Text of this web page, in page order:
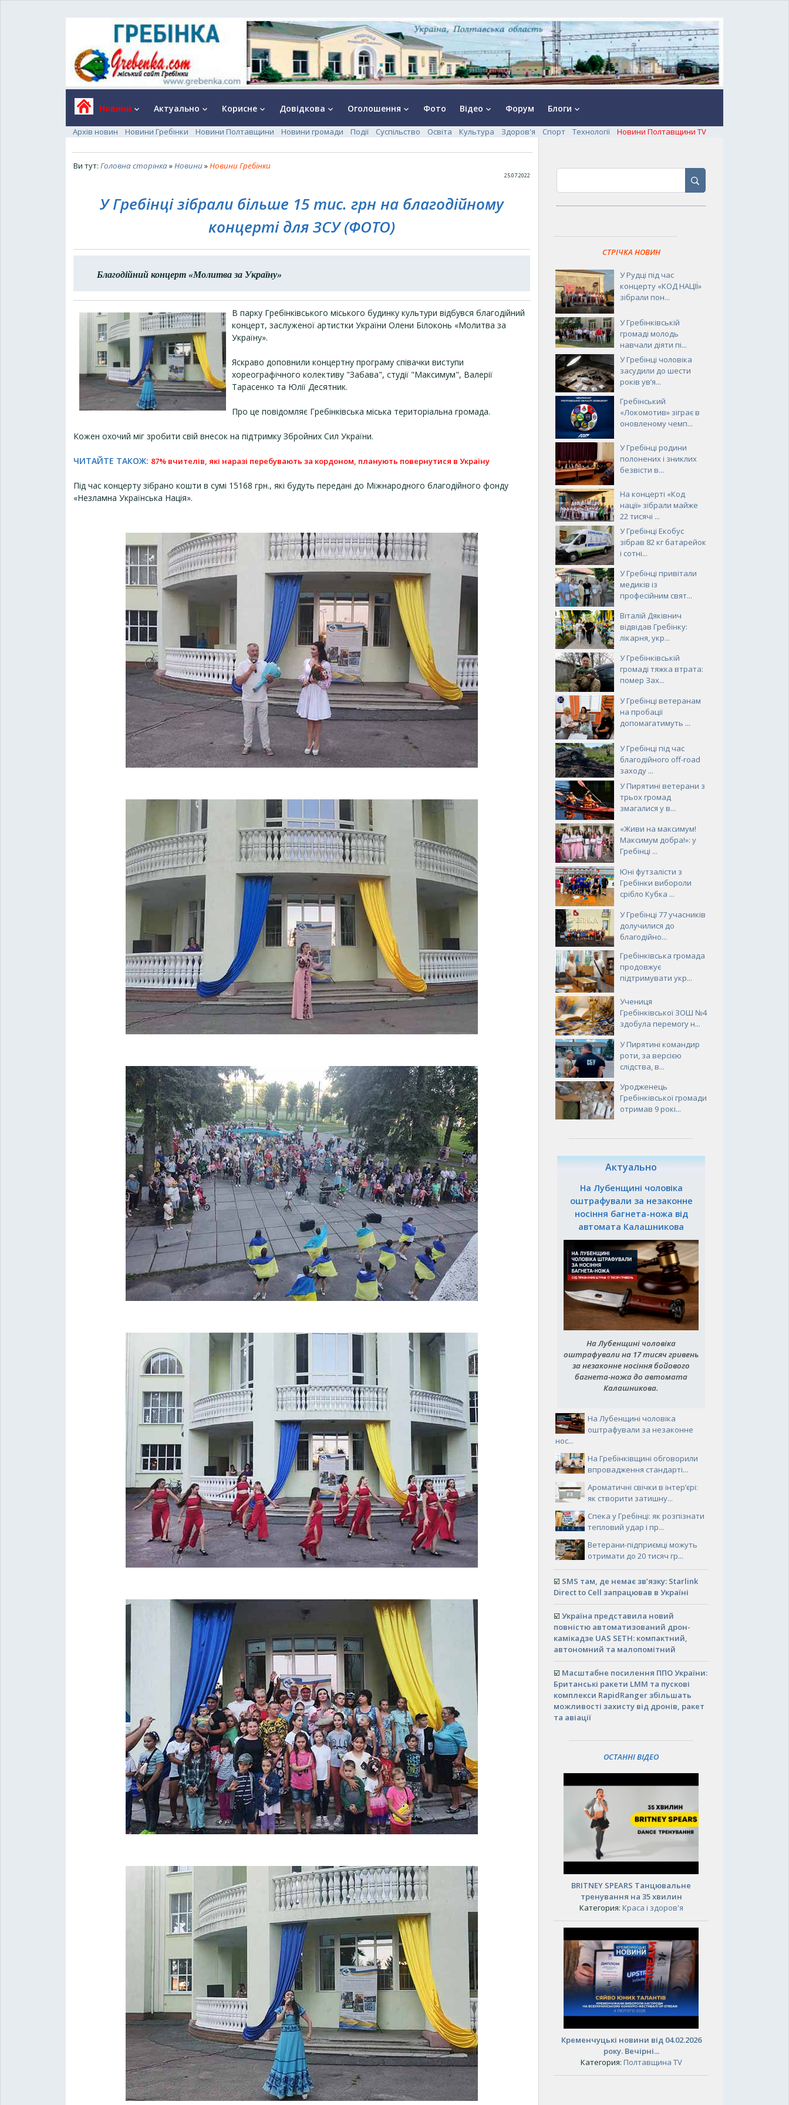
Новини keyboard_arrow_down Актуально keyboard_arrow_down Корисне keyboard_arrow_down Довідкова keyboard_arrow_down Оголошення keyboard_arrow_down Фото Відео keyboard_arrow_down Форум Блоги keyboard_arrow_down
Архів новин Новини Гребінки Новини Полтавщини Новини громади Події Суспільство Освіта Культура Здоров'я Спорт Технології Новини Полтавщини TV
Ви тут: Головна сторінка»Новини»Новини Гребінки
25.07.2022
У Гребінці зібрали більше 15 тис. грн на благодійному
концерті для ЗСУ (ФОТО)
Благодійний концерт «Молитва за Україну»
В парку Гребінківського міського будинку культури відбувся благодійний
концерт, заслуженої артистки України Олени Білоконь «Молитва за
Україну».
Яскраво доповнили концертну програму співачки виступи
хореографічного колективу "Забава", студії "Максимум", Валерії
Тарасенко та Юлії Десятник.
Про це повідомляє Гребінківська міська територіальна громада.
Кожен охочий міг зробити свій внесок на підтримку Збройних Сил України.
ЧИТАЙТЕ ТАКОЖ: 87% вчителів, які наразі перебувають за кордоном, планують повернутися в Україну
Під час концерту зібрано кошти в сумі 15168 грн., які будуть передані до Міжнародного благодійного фонду
«Незламна Українська Нація».
СТРІЧКА НОВИН
У Рудці під час
концерту «КОД НАЦІЇ»
зібрали пон...
У Гребінківській
громаді молодь
навчали діяти пі...
У Гребінці чоловіка
засудили до шести
років ув’я...
Гребінський
«Локомотив» зіграє в
оновленому чемп...
У Гребінці родини
полонених і зниклих
безвісти в...
На концерті «Код
нації» зібрали майже
22 тисячі ...
У Гребінці Екобус
зібрав 82 кг батарейок
і сотні...
У Гребінці привітали
медиків із
професійним свят...
Віталій Дяківнич
відвідав Гребінку:
лікарня, укр...
У Гребінківській
громаді тяжка втрата:
помер Зах...
У Гребінці ветеранам
на пробації
допомагатимуть ...
У Гребінці під час
благодійного off-road
заходу ...
У Пирятині ветерани з
трьох громад
змагалися у в...
«Живи на максимум!
Максимум добра!»: у
Гребінці ...
Юні футзалісти з
Гребінки вибороли
срібло Кубка ...
У Гребінці 77 учасників
долучилися до
благодійно...
Гребінківська громада
продовжує
підтримувати укр...
Учениця
Гребінківської ЗОШ №4
здобула перемогу н...
У Пирятині командир
роти, за версією
слідства, в...
Уродженець
Гребінківської громади
отримав 9 рокі...
Актуально
На Лубенщині чоловіка
оштрафували за незаконне
носіння багнета-ножа від
автомата Калашникова
На Лубенщині чоловіка
оштрафували на 17 тисяч гривень
за незаконне носіння бойового
багнета-ножа до автомата
Калашникова.
На Лубенщині чоловіка
оштрафували за незаконне
нос...
На Гребінківщині обговорили
впровадження стандарті...
Ароматичні свічки в інтер’єрі:
як створити затишну...
Спека у Гребінці: як розпізнати
тепловий удар і пр...
Ветерани-підприємці можуть
отримати до 20 тисяч гр...
☑️ SMS там, де немає зв’язку: Starlink
Direct to Cell запрацював в Україні
☑️ Україна представила новий
повністю автоматизований дрон-
камікадзе UAS SETH: компактний,
автономний та малопомітний
☑️ Масштабне посилення ППО України:
Британські ракети LMM та пускові
комплекси RapidRanger збільшать
можливості захисту від дронів, ракет
та авіації
ОСТАННІ ВІДЕО
BRITNEY SPEARS Танцювальне
тренування на 35 хвилин
Категория: Краса і здоров'я
Кременчуцькі новини від 04.02.2026
року. Вечірні...
Категория: Полтавщина TV